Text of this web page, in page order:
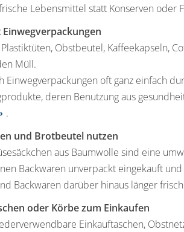
Lebensmittel statt Konserven oder
Obstbeutel, Kaffeekapseln,
Müll.
Einwegverpackungen oft ganz einfach
deren Benutzung aus
.
und Brotbeutel nutzen
aus Baumwolle sind eine
Backwaren unverpackt eingekauft
Backwaren darüber hinaus länger
oder Körbe zum Einkaufen
Einkauftaschen,